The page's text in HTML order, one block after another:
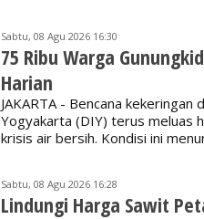
Sabtu, 08 Agu 2026 16:30
75 Ribu Warga
Harian
JAKARTA - Bencana
Yogyakarta (DIY) terus meluas
krisis air bersih. Kondisi ini
Sabtu, 08 Agu 2026 16:28
Lindungi Harga Sawit